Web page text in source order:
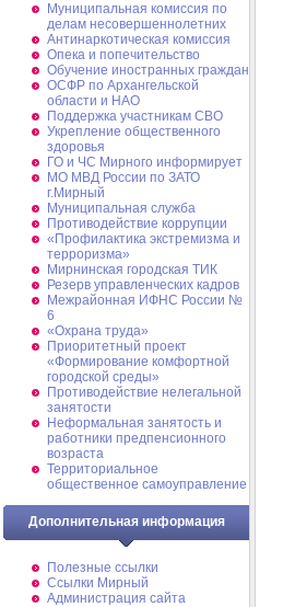
Муниципальная комиссия по
делам несовершеннолетних
Антинаркотическая комиссия
Опека и попечительство
Обучение иностранных граждан
ОСФР по Архангельской
области и НАО
Поддержка участникам СВО
Укрепление общественного
здоровья
ГО и ЧС Мирного информирует
МО МВД России по ЗАТО
г.Мирный
Муниципальная cлужба
Противодействие коррупции
«Профилактика экстремизма и
терроризма»
Мирнинская городская ТИК
Резерв управленческих кадров
Межрайонная ИФНС России №
6
«Охрана труда»
Приоритетный проект
«Формирование комфортной
городской среды»
Противодействие нелегальной
занятости
Неформальная занятость и
работники предпенсионного
возраста
Территориальное
общественное самоуправление
Дополнительная информация
Полезные ссылки
Ссылки Мирный
Администрация сайта